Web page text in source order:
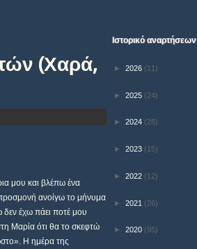
(Χαρά,
μου και βλέπω ένα
ανοίγω το μήνυμα
δεν έχω πάει ποτέ μου
Μαρία ότι θα το σκεφτώ
Η ημέρα της
Ιστορικό αναρτήσεων
► 2026 (11)
► 2025 (24)
► 2024 (28)
► 2023 (15)
► 2022 (12)
► 2021 (26)
► 2020 (95)